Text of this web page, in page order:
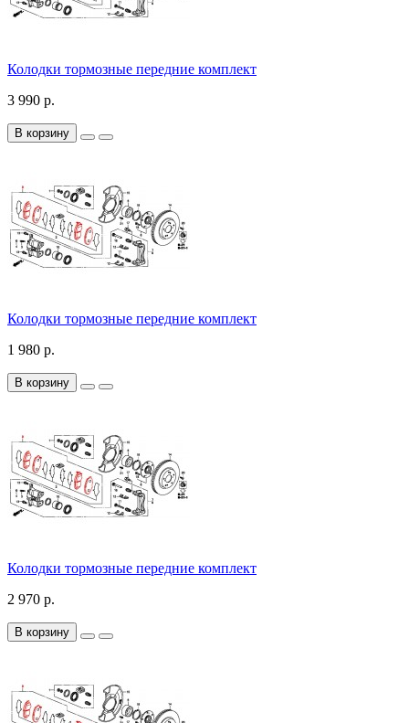
Колодки тормозные передние комплект
3 990 р.
В корзину
Колодки тормозные передние комплект
1 980 р.
В корзину
Колодки тормозные передние комплект
2 970 р.
В корзину